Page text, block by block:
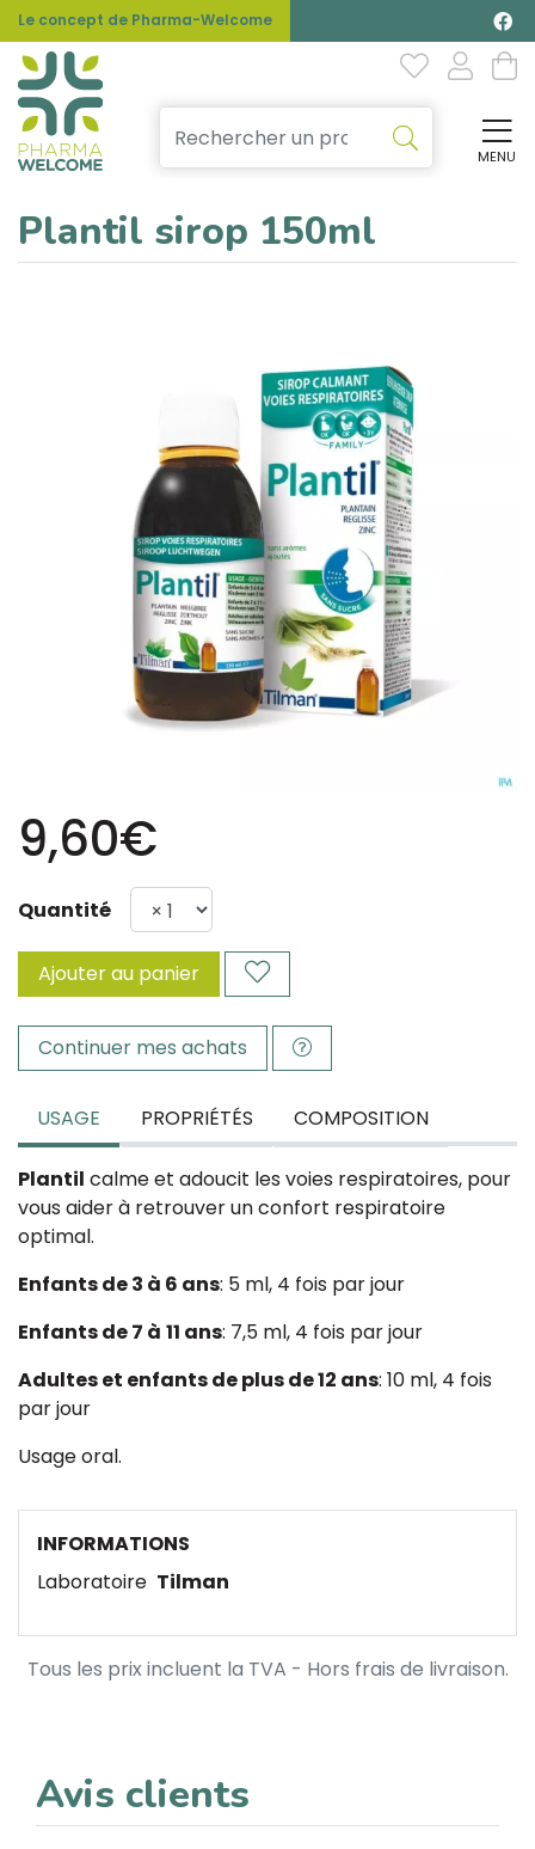
Le concept de Pharma-Welcome
MENU
Plantil sirop 150ml
9,60€
Quantité
Ajouter au panier
Continuer mes achats
USAGE PROPRIÉTÉS COMPOSITION
Plantil calme et adoucit les voies respiratoires, pour
vous aider à retrouver un confort respiratoire
optimal.
Enfants de 3 à 6 ans: 5 ml, 4 fois par jour
Enfants de 7 à 11 ans: 7,5 ml, 4 fois par jour
Adultes et enfants de plus de 12 ans: 10 ml, 4 fois
par jour
Usage oral.
INFORMATIONS
Laboratoire Tilman
Tous les prix incluent la TVA - Hors frais de livraison.
Avis clients